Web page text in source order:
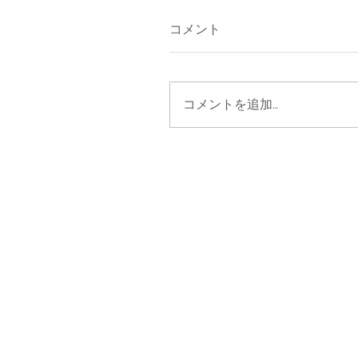
コメント
コメントを追加…